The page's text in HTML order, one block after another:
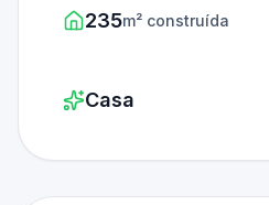
235m² construída
Casa